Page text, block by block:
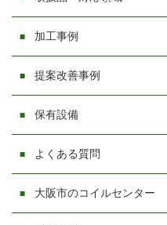
加工事例
提案改善事例
保有設備
よくある質問
大阪市のコイルセンター